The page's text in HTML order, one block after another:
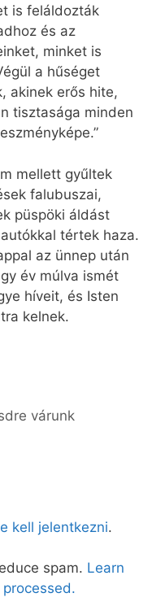
is feláldozták
és az
minket is
a hűséget
akinek erős hite,
tisztasága minden
mellett gyűltek
falubuszai,
püspöki áldást
tértek haza.
az ünnep után
év múlva ismét
híveit, és Isten
kelnek.
várunk
kell jelentkezni.
spam. Learn